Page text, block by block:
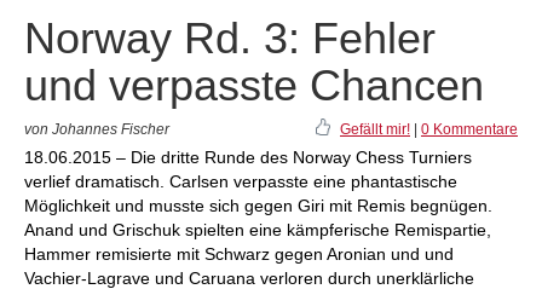
Norway Rd. 3: Fehler
und verpasste Chancen
von Johannes Fischer Gefällt mir! 0 Kommentare
18.06.2015 – Die dritte Runde des Norway Chess Turniers
verlief dramatisch. Carlsen verpasste eine phantastische
Möglichkeit und musste sich gegen Giri mit Remis begnügen.
Anand und Grischuk spielten eine kämpferische Remispartie,
Hammer remisierte mit Schwarz gegen Aronian und und
Vachier-Lagrave und Caruana verloren durch unerklärliche